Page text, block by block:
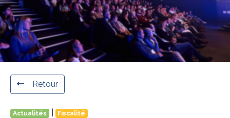
Retour
Actualités | Fiscalité